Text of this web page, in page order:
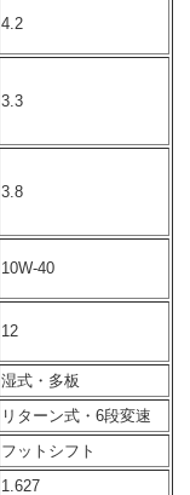
4.2
3.3
3.8
10W-40
12
湿式・多板
リターン式・6段変速
フットシフト
1.627